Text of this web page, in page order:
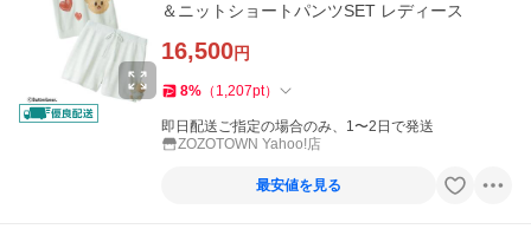
＆ニットショートパンツSET レディース
16,500円
8% （ 1,207pt）
即日配送ご指定の場合のみ、1〜2日で発送
ZOZOTOWN Yahoo!店
最安値を見る